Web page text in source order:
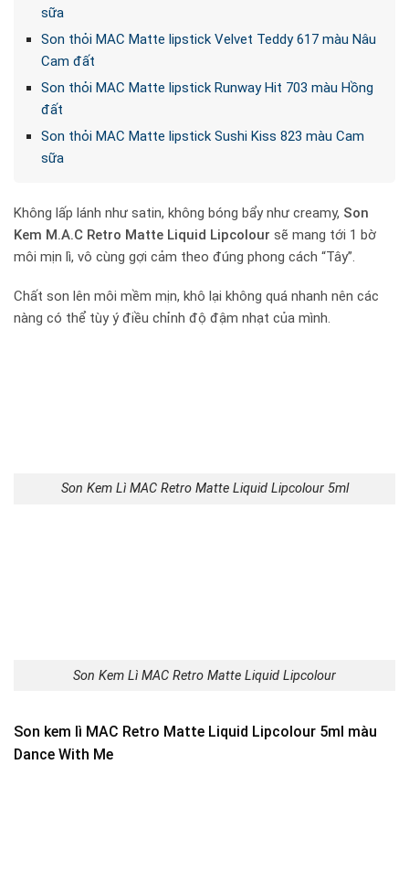
sữa
Son thỏi MAC Matte lipstick Velvet Teddy 617 màu Nâu
Cam đất
Son thỏi MAC Matte lipstick Runway Hit 703 màu Hồng
đất
Son thỏi MAC Matte lipstick Sushi Kiss 823 màu Cam
sữa
Không lấp lánh như satin, không bóng bẩy như creamy, Son
Kem M.A.C Retro Matte Liquid Lipcolour sẽ mang tới 1 bờ
môi mịn lì, vô cùng gợi cảm theo đúng phong cách “Tây”.
Chất son lên môi mềm mịn, khô lại không quá nhanh nên các
nàng có thể tùy ý điều chỉnh độ đậm nhạt của mình.
Son Kem Lì MAC Retro Matte Liquid Lipcolour 5ml
Son Kem Lì MAC Retro Matte Liquid Lipcolour
Son kem lì MAC Retro Matte Liquid Lipcolour 5ml màu
Dance With Me